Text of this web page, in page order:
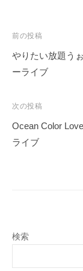
投
稿
ナ
ゲ
ー
シ
前の投稿
やりたい放題う
ーライブ
次の投稿
Ocean Color
ライブ
検索